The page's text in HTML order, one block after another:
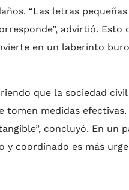
“Las letras
advirtió. Esto
en un laberinto
que la sociedad
medidas
concluyó. En un
y coordinado es más